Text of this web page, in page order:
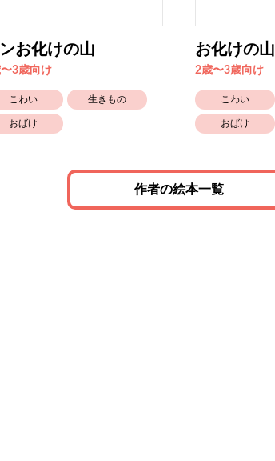
お化けの山
3歳向け
こわい 生きもの
おばけ
お化けの山
2歳〜3歳向け
こわい
おばけ
作者の絵本一覧